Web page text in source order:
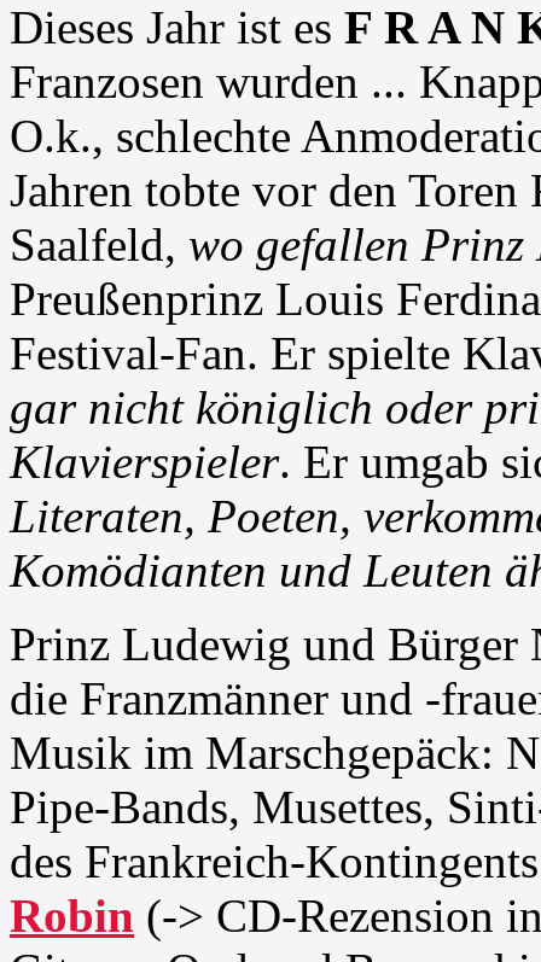
Dieses Jahr ist es F R A N
Franzosen wurden ...
O.k., schlechte
Jahren tobte vor den
Saalfeld, wo gefallen Prinz
Preußenprinz Louis
Festival-Fan. Er spielte
gar nicht königlich oder
Klavierspieler. Er umgab
Literaten, Poeten,
Komödianten und Leuten
Prinz Ludewig und Bürger
die Franzmänner und -
Musik im Marschgepäck:
Pipe-Bands, Musettes,
des Frankreich-
Robin (-> CD-Rezension